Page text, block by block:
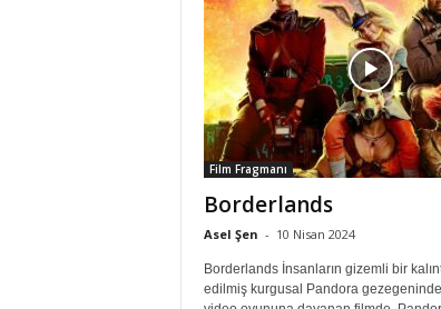
K
o
l
t
u
k
Film Fragmanı
Borderlands
Asel Şen - 10 Nisan 2024
Borderlands İnsanların gizemli bir
edilmiş kurgusal Pandora